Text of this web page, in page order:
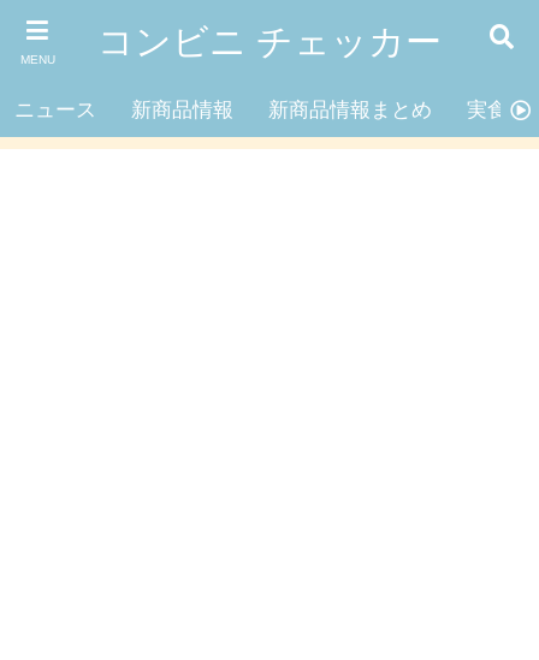
MENU コンビニ チェッカー
ニュース 新商品情報 新商品情報まとめ 実食レ